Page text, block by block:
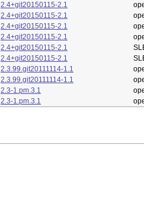
2.4+git20150115-2.1
2.4+git20150115-2.1
2.4+git20150115-2.1
2.4+git20150115-2.1
2.4+git20150115-2.1
2.4+git20150115-2.1
2.3.99.git20111114-1.1
2.3.99.git20111114-1.1
2.3-1.pm.3.1
2.3-1.pm.3.1